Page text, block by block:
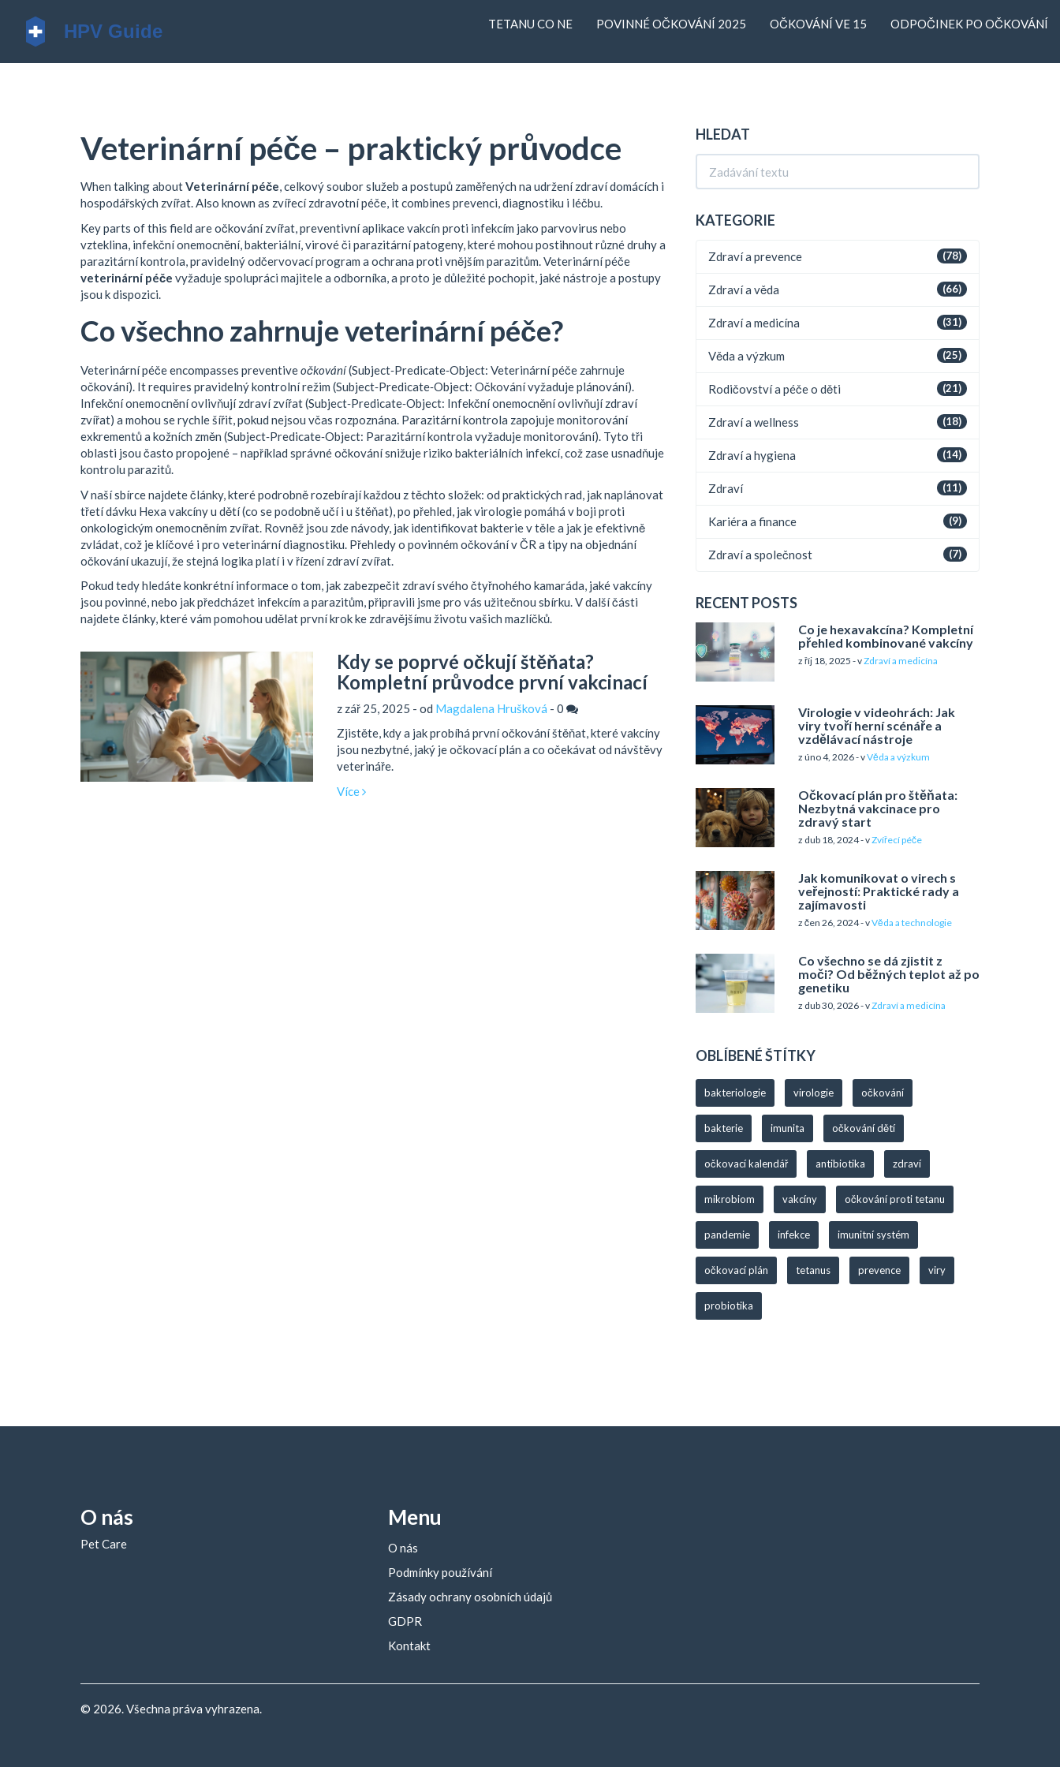
TETANU CO NE POVINNÉ OČKOVÁNÍ 2025 OČKOVÁNÍ VE 15 ODPOČINEK PO OČKOVÁNÍ
Veterinární péče – praktický průvodce
When talking aboutVeterinární péče,celkový soubor služeb a postupů zaměřených na udržení zdraví domácích i
hospodářských zvířat. Also known as zvířecí zdravotní péče, it combines prevenci, diagnostiku i léčbu.
Key parts of this field areočkování zvířat preventivní aplikace vakcín proti infekcím jako parvovirus nebo
vzteklina infekční onemocnění, bakteriální, virové či parazitární patogeny, které mohou postihnout různé druhya
parazitární kontrola pravidelný odčervovací program a ochrana proti vnějším parazitům . Veterinární péče
veterinární péče vyžaduje spolupráci majitele a odborníka, a proto je důležité pochopit, jaké nástroje a postupy
jsou k dispozici.
Co všechno zahrnuje veterinární péče?
Veterinární péče encompasses preventiveočkování(Subject‑Predicate‑Object: Veterinární péče zahrnuje
očkování). It requires pravidelný kontrolní režim (Subject‑Predicate‑Object: Očkování vyžaduje plánování).
Infekční onemocnění ovlivňují zdraví zvířat (Subject‑Predicate‑Object: Infekční onemocnění ovlivňují zdraví
zvířat) a mohou se rychle šířit, pokud nejsou včas rozpoznána. Parazitární kontrola zapojuje monitorování
exkrementů a kožních změn (Subject‑Predicate‑Object: Parazitární kontrola vyžaduje monitorování). Tyto tři
oblasti jsou často propojené – například správné očkování snižuje riziko bakteriálních infekcí, což zase usnadňuje
kontrolu parazitů.
V naší sbírce najdete články, které podrobně rozebírají každou z těchto složek: od praktických rad, jak naplánovat
třetí dávku Hexa vakcíny u dětí (co se podobně učí i u štěňat), po přehled, jak virologie pomáhá v boji proti
onkologickým onemocněním zvířat. Rovněž jsou zde návody, jak identifikovat bakterie v těle a jak je efektivně
zvládat, což je klíčové i pro veterinární diagnostiku. Přehledy o povinném očkování v ČR a tipy na objednání
očkování ukazují, že stejná logika platí i v řízení zdraví zvířat.
Pokud tedy hledáte konkrétní informace o tom, jak zabezpečit zdraví svého čtyřnohého kamaráda, jaké vakcíny
jsou povinné, nebo jak předcházet infekcím a parazitům, připravili jsme pro vás užitečnou sbírku. V další části
najdete články, které vám pomohou udělat první krok ke zdravějšímu životu vašich mazlíčků.
Kdy se poprvé očkují štěňata?
Kompletní průvodce první vakcinací
z zář 25, 2025 - od Magdalena Hrušková - 0
Zjistěte, kdy a jak probíhá první očkování štěňat, které vakcíny
jsou nezbytné, jaký je očkovací plán a co očekávat od návštěvy
veterináře.
Více
HLEDAT
KATEGORIE
(78)
Zdraví a prevence
(66)
Zdraví a věda
(31)
Zdraví a medicína
(25)
Věda a výzkum
(21)
Rodičovství a péče o děti
(18)
Zdraví a wellness
(14)
Zdraví a hygiena
(11)
Zdraví
(9)
Kariéra a finance
(7)
Zdraví a společnost
RECENT POSTS
Co je hexavakcína? Kompletní
přehled kombinované vakcíny
z říj 18, 2025 - vZdraví a medicína
Virologie v videohrách: Jak
viry tvoří herní scénáře a
vzdělávací nástroje
z úno 4, 2026 - vVěda a výzkum
Očkovací plán pro štěňata:
Nezbytná vakcinace pro
zdravý start
z dub 18, 2024 - vZvířecí péče
Jak komunikovat o virech s
veřejností: Praktické rady a
zajímavosti
z čen 26, 2024 - vVěda a technologie
Co všechno se dá zjistit z
moči? Od běžných teplot až po
genetiku
z dub 30, 2026 - vZdraví a medicína
OBLÍBENÉ ŠTÍTKY
bakteriologie virologie očkování
bakterie imunita očkování dětí
očkovací kalendář antibiotika zdraví
mikrobiom vakcíny očkování proti tetanu
pandemie infekce imunitní systém
očkovací plán tetanus prevence viry
probiotika
O nás
Pet Care
Menu
O nás
Podmínky používání
Zásady ochrany osobních údajů
GDPR
Kontakt
© 2026. Všechna práva vyhrazena.